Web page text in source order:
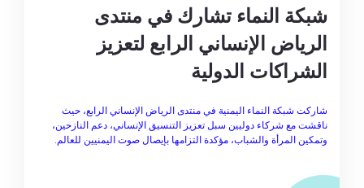
شبكة النماء تشارك في منتدى
الرياض الإنساني الرابع لتعزيز
الشراكات الدولية
شاركت شبكة النماء اليمنية في منتدى الرياض الإنساني الرابع، حيث
ناقشت مع شركاء دوليين سبل تعزيز التنسيق الإنساني، دعم النازحين،
وتمكين المرأة والشباب، مؤكدة التزامها بإيصال صوت اليمنيين للعالم.